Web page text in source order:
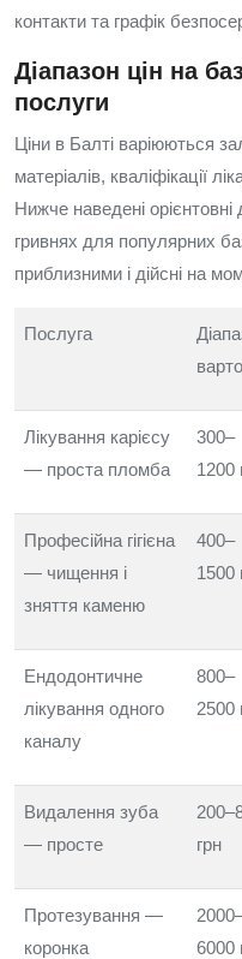
контакти та графік
Діапазон цін на
послуги
Ціни в Балті варіюються
матеріалів, кваліфікації
Нижче наведені орієнтовні
гривнях для популярних
приблизними і дійсні на
Послуга
Лікування карієсу
— проста пломба
300–
1200
Професійна гігієна
— чищення і
зняття каменю
400–
1500
Ендодонтичне
лікування одного
каналу
800–
2500
Видалення зуба
— просте
грн
Протезування —
коронка
6000